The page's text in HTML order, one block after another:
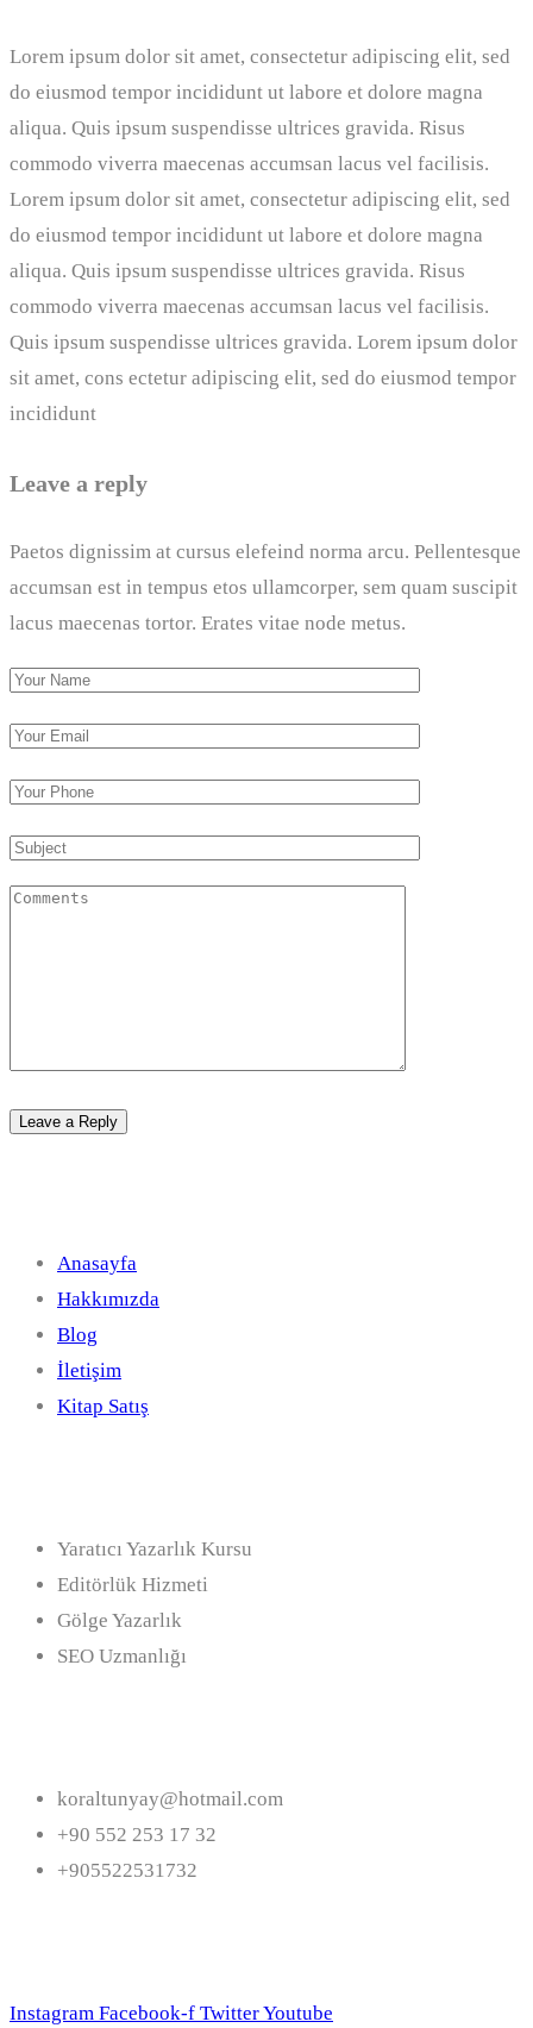
Lorem ipsum dolor sit amet, consectetur adipiscing elit, sed
do eiusmod tempor incididunt ut labore et dolore magna
aliqua. Quis ipsum suspendisse ultrices gravida. Risus
commodo viverra maecenas accumsan lacus vel facilisis.
Lorem ipsum dolor sit amet, consectetur adipiscing elit, sed
do eiusmod tempor incididunt ut labore et dolore magna
aliqua. Quis ipsum suspendisse ultrices gravida. Risus
commodo viverra maecenas accumsan lacus vel facilisis.
Quis ipsum suspendisse ultrices gravida. Lorem ipsum dolor
sit amet, cons ectetur adipiscing elit, sed do eiusmod tempor
incididunt
Leave a reply
Paetos dignissim at cursus elefeind norma arcu. Pellentesque
accumsan est in tempus etos ullamcorper, sem quam suscipit
lacus maecenas tortor. Erates vitae node metus.
Anasayfa
Hakkımızda
Blog
İletişim
Kitap Satış
Yaratıcı Yazarlık Kursu
Editörlük Hizmeti
Gölge Yazarlık
SEO Uzmanlığı
koraltunyay@hotmail.com
+90 552 253 17 32
+905522531732
Instagram Facebook-f TwitterYoutube